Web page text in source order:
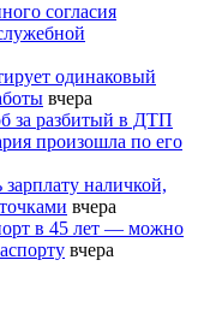
согласия
одинаковый
вчера
за разбитый в ДТП
произошла по его
наличкой,
вчера
в 45 лет — можно
вчера